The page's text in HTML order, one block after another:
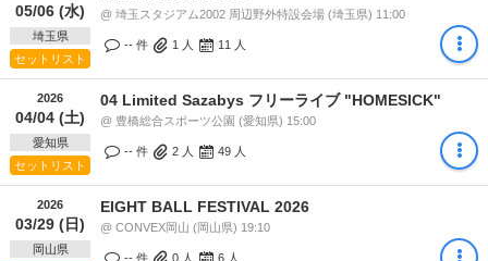
05/06 (水)
埼玉県
セットリスト
@ 埼玉スタジアム2002 周辺野外特設会場 (埼玉県) 11:00
-- 件 1 人 11 人
2026
04/04 (土)
愛知県
セットリスト
04 Limited Sazabys フリーライブ "HOMESICK"
@ 豊橋総合スポーツ公園 (愛知県) 15:00
-- 件 2 人 49 人
2026
03/29 (日)
岡山県
EIGHT BALL FESTIVAL 2026
@ CONVEX岡山 (岡山県) 19:10
-- 件 0 人 6 人